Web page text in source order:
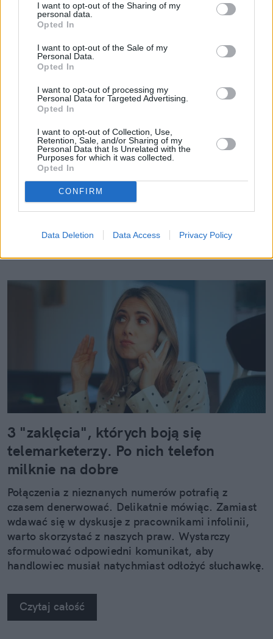
I want to opt-out of the Sharing of my
personal data.
Opted In
I want to opt-out of the Sale of my
Personal Data.
Opted In
I want to opt-out of processing my
Personal Data for Targeted Advertising.
Opted In
I want to opt-out of Collection, Use,
Retention, Sale, and/or Sharing of my
Personal Data that Is Unrelated with the
Purposes for which it was collected.
Opted In
CONFIRM
Data Deletion Data Access Privacy Policy
3 "zaklęcia", których boją się
telemarketerzy. Po nich telefon
milknie na dobre
Połączenia z nieznanych numerów potrafią z
czasem denerwować. Delikatnie mówiąc. Zamiast
wdawać się w dyskusje z pracownikami infolinii,
warto skorzystać z naszych praw. Wystarczy
sformułować odpowiedni komunikat, aby
handlowiec musiał natychmiast odłożyć słuchawkę.
Czytaj całość